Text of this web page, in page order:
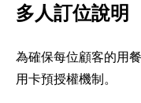
多人訂位說明
為確保每位顧客的用
用卡預授權機制。